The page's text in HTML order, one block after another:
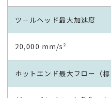
ツールヘッド最大加速度
20,000 mm/s²
ホットエンド最大フロー（標